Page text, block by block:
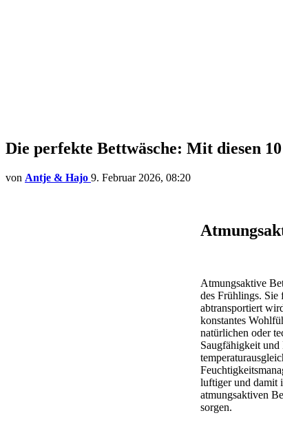
Die perfekte Bettwäsche: Mit diesen
von Antje & Hajo 9. Februar 2026, 08:20
Atmungsaktive
des Frühlings.
abtransportiert
konstantes
natürlichen oder
Saugfähigkeit
luftiger und damit
atmungsaktiven
sorgen.